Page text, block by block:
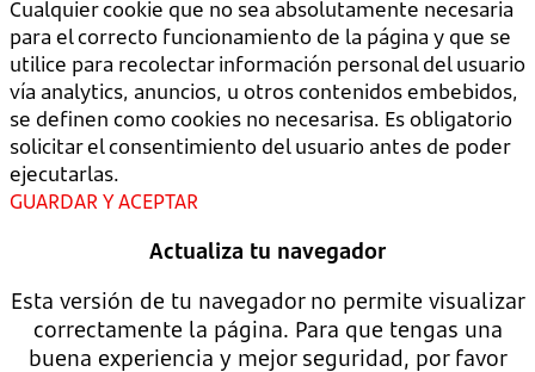
Cualquier cookie que no sea absolutamente necesaria
para el correcto funcionamiento de la página y que se
utilice para recolectar información personal del usuario
vía analytics, anuncios, u otros contenidos embebidos,
se definen como cookies no necesarisa. Es obligatorio
solicitar el consentimiento del usuario antes de poder
ejecutarlas.
GUARDAR Y ACEPTAR
Actualiza tu navegador
Esta versión de tu navegador no permite visualizar
correctamente la página. Para que tengas una
buena experiencia y mejor seguridad, por favor